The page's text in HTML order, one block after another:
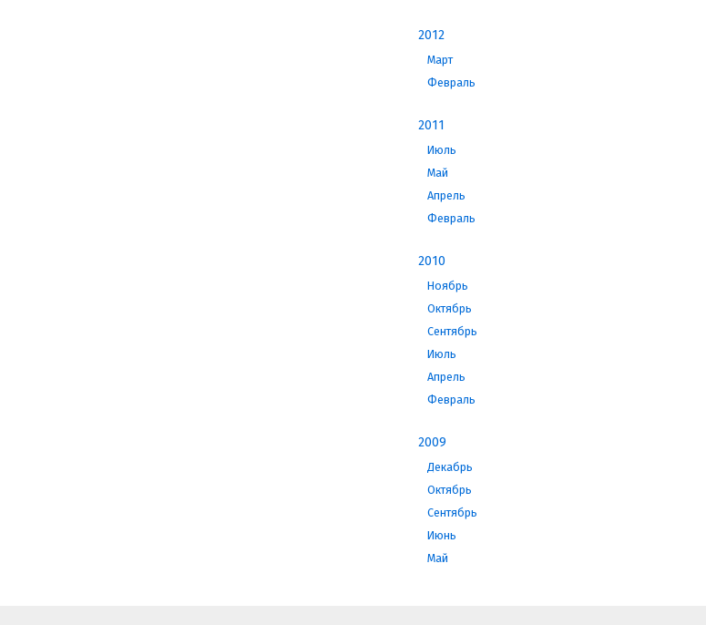
2012
Март
Февраль
2011
Июль
Май
Апрель
Февраль
2010
Ноябрь
Октябрь
Сентябрь
Июль
Апрель
Февраль
2009
Декабрь
Октябрь
Сентябрь
Июнь
Май